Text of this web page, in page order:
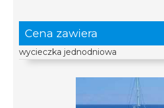
Cena zawiera
wycieczka jednodniowa